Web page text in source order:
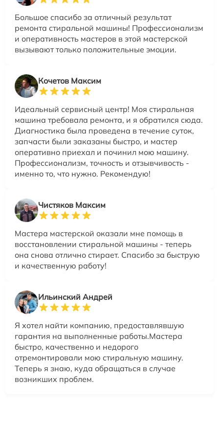
Большое спасибо за отличный результат
ремонта стиральной машины! Профессионализм
и оперативность мастеров в этой мастерской
вызывают только положительные эмоции.
Кочетов Максим
Идеальный сервисный центр! Моя стиральная
машина требовала ремонта, и я обратился сюда.
Диагностика была проведена в течение суток,
запчасти были заказаны быстро, и мастер
оперативно приехал и починил мою машину.
Профессионализм, точность и отзывчивость -
именно то, что нужно. Рекомендую!
Чистяков Максим
Мастера мастерской оказали мне помощь в
восстановлении стиральной машины - теперь
она снова отлично стирает. Спасибо за быструю
и качественную работу!
Ильинский Андрей
Я хотел найти компанию, предоставлявшую
гарантия на выполненные работы.Мастера
быстро, качественно и недорого
отремонтировали мою стиральную машину.
Теперь я знаю, куда обращаться в случае
возникших проблем.